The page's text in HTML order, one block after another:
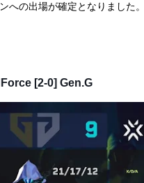
への出場が確定となりました。
[2-0] Gen.G